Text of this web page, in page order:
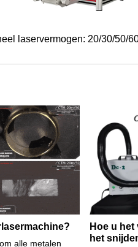
laservermogen: 20/30/50/
alle metalen
Hoe u
het